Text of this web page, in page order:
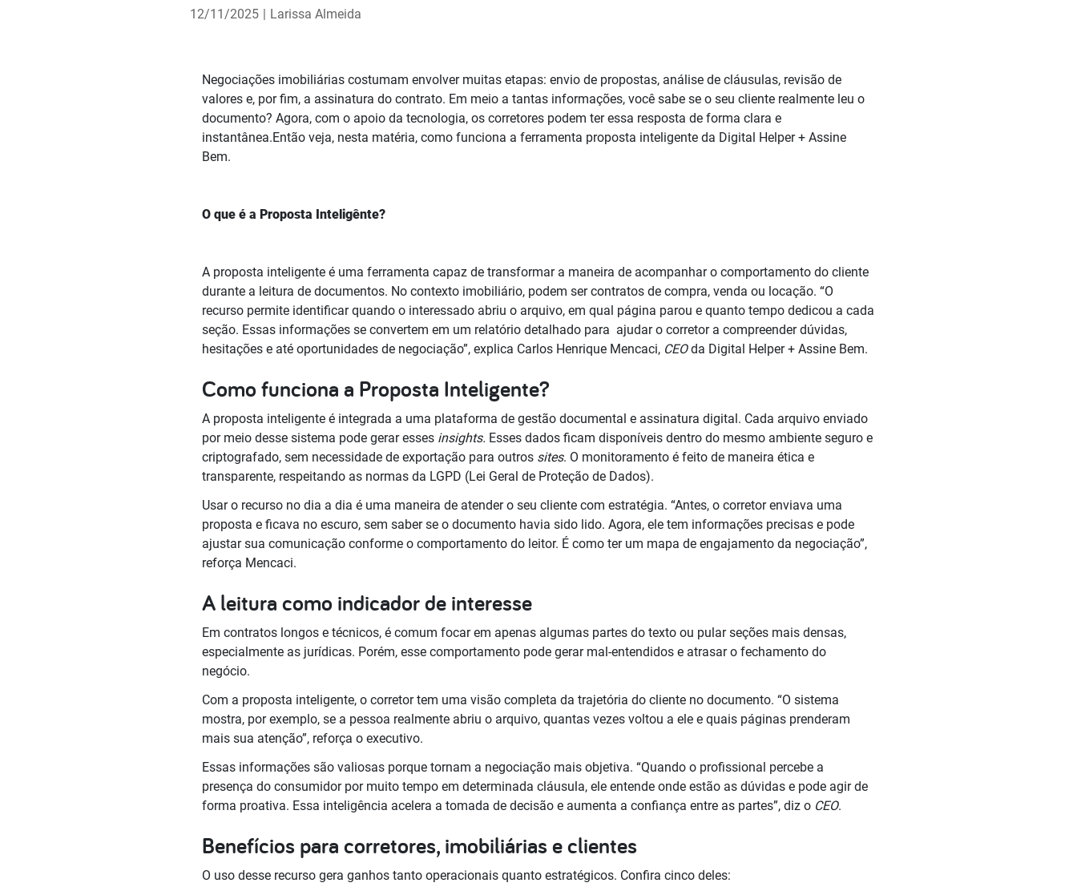
12/11/2025 | Larissa Almeida
Negociações imobiliárias costumam envolver muitas etapas: envio de propostas, análise de cláusulas, revisão de
valores e, por fim, a assinatura do contrato. Em meio a tantas informações, você sabe se o seu cliente realmente leu o
documento? Agora, com o apoio da tecnologia, os corretores podem ter essa resposta de forma clara e
instantânea.Então veja, nesta matéria, como funciona a ferramenta proposta inteligente da Digital Helper + Assine
Bem.
O que é a Proposta Inteligênte?
A proposta inteligente é uma ferramenta capaz de transformar a maneira de acompanhar o comportamento do cliente
durante a leitura de documentos. No contexto imobiliário, podem ser contratos de compra, venda ou locação. “O
recurso permite identificar quando o interessado abriu o arquivo, em qual página parou e quanto tempo dedicou a cada
seção. Essas informações se convertem em um relatório detalhado para ajudar o corretor a compreender dúvidas,
hesitações e até oportunidades de negociação”, explica Carlos Henrique Mencaci, CEOda Digital Helper + Assine Bem.
Como funciona a Proposta Inteligente?
A proposta inteligente é integrada a uma plataforma de gestão documental e assinatura digital. Cada arquivo enviado
por meio desse sistema pode gerar esses insights. Esses dados ficam disponíveis dentro do mesmo ambiente seguro e
criptografado, sem necessidade de exportação para outros sites. O monitoramento é feito de maneira ética e
transparente, respeitando as normas da LGPD (Lei Geral de Proteção de Dados).
Usar o recurso no dia a dia é uma maneira de atender o seu cliente com estratégia. “Antes, o corretor enviava uma
proposta e ficava no escuro, sem saber se o documento havia sido lido. Agora, ele tem informações precisas e pode
ajustar sua comunicação conforme o comportamento do leitor. É como ter um mapa de engajamento da negociação”,
reforça Mencaci.
A leitura como indicador de interesse
Em contratos longos e técnicos, é comum focar em apenas algumas partes do texto ou pular seções mais densas,
especialmente as jurídicas. Porém, esse comportamento pode gerar mal-entendidos e atrasar o fechamento do
negócio.
Com a proposta inteligente, o corretor tem uma visão completa da trajetória do cliente no documento. “O sistema
mostra, por exemplo, se a pessoa realmente abriu o arquivo, quantas vezes voltou a ele e quais páginas prenderam
mais sua atenção”, reforça o executivo.
Essas informações são valiosas porque tornam a negociação mais objetiva. “Quando o profissional percebe a
presença do consumidor por muito tempo em determinada cláusula, ele entende onde estão as dúvidas e pode agir de
forma proativa. Essa inteligência acelera a tomada de decisão e aumenta a confiança entre as partes”, diz o CEO.
Benefícios para corretores, imobiliárias e clientes
O uso desse recurso gera ganhos tanto operacionais quanto estratégicos. Confira cinco deles: